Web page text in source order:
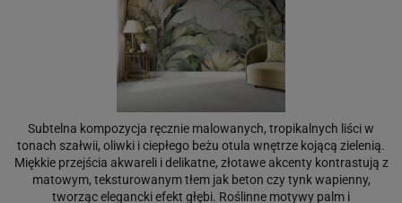
Subtelna kompozycja ręcznie malowanych, tropikalnych liści w
tonach szałwii, oliwki i ciepłego beżu otula wnętrze kojącą zielenią.
Miękkie przejścia akwareli i delikatne, złotawe akcenty kontrastują z
matowym, teksturowanym tłem jak beton czy tynk wapienny,
tworząc elegancki efekt głębi. Roślinne motywy palm i